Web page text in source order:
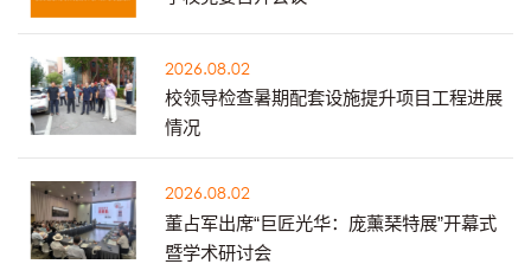
2026.08.02
校领导检查暑期配套设施提升项目工程进展
情况
2026.08.02
董占军出席“巨匠光华：庞薰琹特展”开幕式
暨学术研讨会